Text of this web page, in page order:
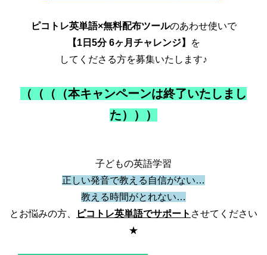
ピコトレ英単語×無料配布ツールのあわせ使いで
【1日5分 6ヶ月チャレンジ】
を
してくださる方を募集いたします♪
（（（（本キャンペーンは終了いたしまし
た）））
子どもの英語学習
正しい発音で教える自信がない…
教える時間がとれない…
とお悩みの方、
ピコトレ英単語でサポート させてください
★